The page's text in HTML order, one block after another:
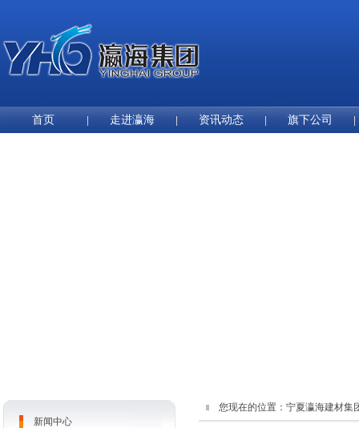
首页 走进瀛海 资讯动态 旗下公司
您现在的位置： 宁夏瀛海建材集
新闻中心